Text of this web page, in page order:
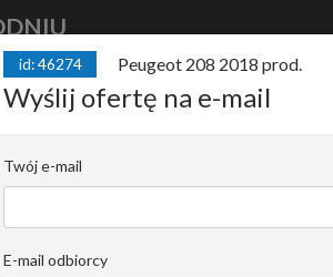
kup finansuj
Style, Manual,
C |
Rafał Wrzosek
+48 519 022 448
id: 46274 Peugeot 208 2018 prod.
Wyślij ofertę na e-mail
Twój e-mail
E-mail odbiorcy